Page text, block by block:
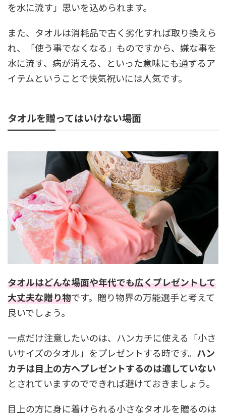
を水に流す」思いを込められます。
また、タオルは消耗品で古く劣化すれば取り換えら
れ、「使う事でなくなる」ものですから、嫌な事を
水に流す、病が消える、といった意味にも通ずるア
イテムということで快気祝いには人気です。
タオルを贈ってはいけない場面
タオルはどんな場面や年代でも広くプレゼントして
大丈夫な贈り物です。贈り物界の万能選手と考えて
良いでしょう。
一点だけ注意したいのは、ハンカチに使える「小さ
いサイズのタオル」をプレゼントする時です。 ハン
カチは目上の方へプレゼントするのは適していない
とされていますのでできれば避けておきましょう。
目上の方に身に着けられる小さなタオルを贈るのは